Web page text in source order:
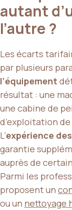
autant
l’autre ?
Les écarts
par plusieurs
l’équipement
résultat : une
une cabine de
d’exploitation
L’expérience
garantie
auprès de
Parmi les
proposent un
ou un nettoyage